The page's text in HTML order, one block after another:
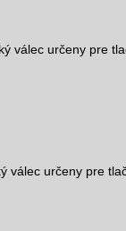
válec určeny pre
válec určeny pre